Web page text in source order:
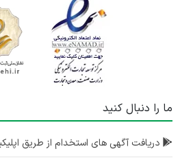
ما را دنبال کنید
دریافت آگهی های استخدام از طریق